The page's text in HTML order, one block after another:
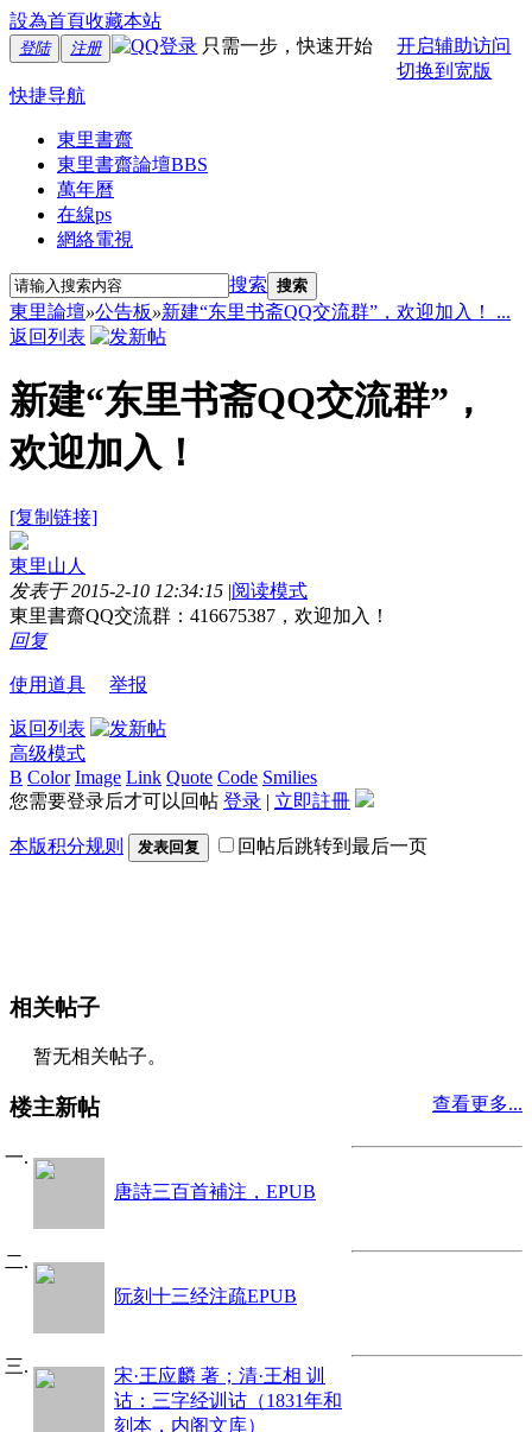
設為首頁收藏本站
登陆 注册 只需一步，快速开始
开启辅助访问
切换到宽版
快捷导航
東里書齋
東里書齋論壇BBS
萬年曆
在線ps
網絡電視
搜索 搜索
東里論壇»公告板»新建“东里书斋QQ交流群”，欢迎加入！ ...
返回列表
新建“东里书斋QQ交流群”，
欢迎加入！
[复制链接]
東里山人
发表于 2015-2-10 12:34:15 |阅读模式
東里書齋QQ交流群：416675387，欢迎加入！
回复
使用道具 举报
返回列表
高级模式
B Color Image Link Quote Code Smilies
您需要登录后才可以回帖 登录 | 立即註冊
本版积分规则 发表回复 回帖后跳转到最后一页
相关帖子
暂无相关帖子。
查看更多...
楼主新帖
唐詩三百首補注，EPUB
阮刻十三经注疏EPUB
宋·王应麟 著；清·王相 训
诂：三字经训诂（1831年和
刻本，内阁文库）